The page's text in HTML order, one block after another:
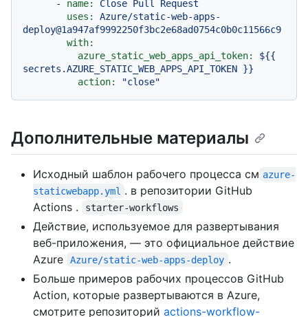
-
name: Close Pull
Request
uses:
Azure/static-web-apps-
deploy@1a947af9992250f3bc2e68ad0754c0b0c11566c9
with:
azure_static_web_apps_api_token:
${{
secrets.AZURE_STATIC_WEB_APPS_API_TOKEN }}
action:
"close"
Дополнительные материалы
Исходный шаблон рабочего процесса см azure-
staticwebapp.yml . в репозитории GitHub
Actions .
starter-workflows
Действие, используемое для развертывания
веб-приложения, — это официальное действие
Azure
Azure/static-web-apps-deploy .
Больше примеров рабочих процессов GitHub
Action, которые развертываются в Azure,
смотрите репозиторий actions-workflow-